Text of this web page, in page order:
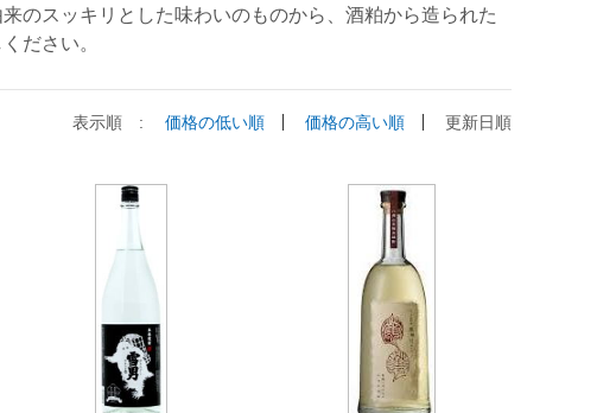
のスッキリとした味わいのものから、酒粕から造られた
ださい。
表示順 : 価格の低い順 価格の高い順 更新日順